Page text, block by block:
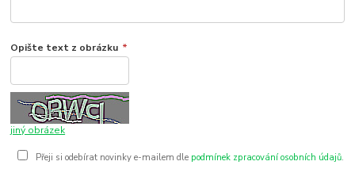
Opište text z obrázku *
jiný obrázek
Přeji si odebírat novinky e-mailem dle podmínek zpracování osobních údajů.